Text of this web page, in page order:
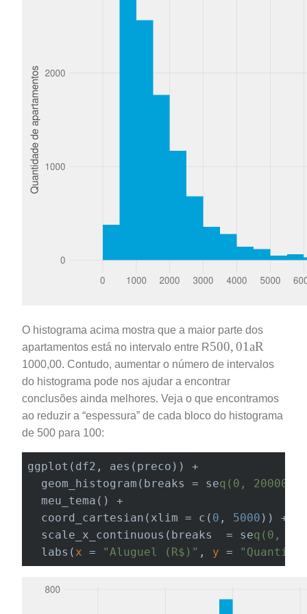
O histograma acima mostra que a maior parte dos
apartamentos está no intervalo entre R500,01aR
500 01 aR
1000,00. Contudo, aumentar o número de intervalos
do histograma pode nos ajudar a encontrar
conclusões ainda melhores. Veja o que encontramos
ao reduzir a “espessura” de cada bloco do histograma
de 500 para 100:
ggplot(df2, aes(preco)) +
  geom_histogram(breaks = se
q(0, 20000,
  meu_tema() +
  coord_cartesian(xlim = c(
0 , 5000 )) +
  scale_x_continuous(breaks  = se
q(0,
  labs(
x = "Aluguel (R$)" , y =